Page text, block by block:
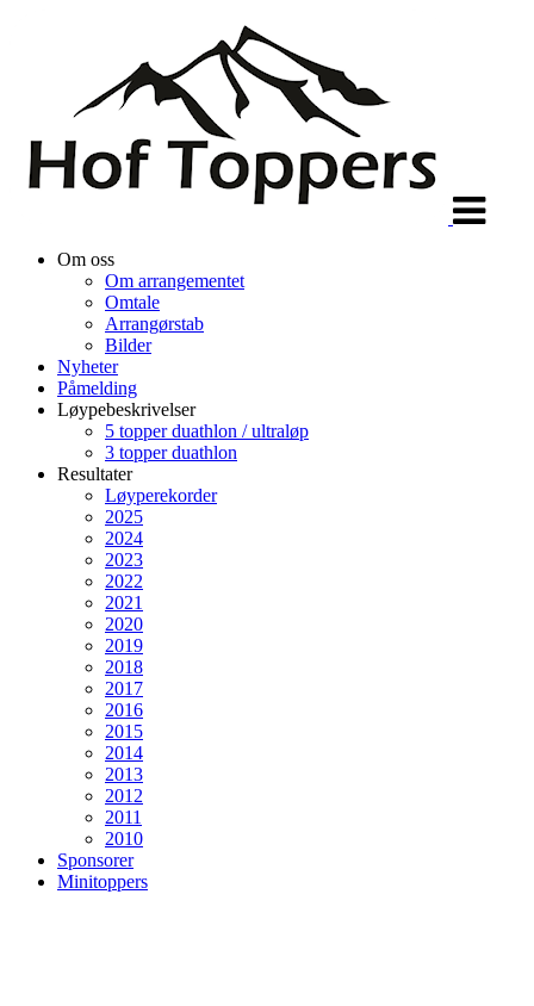
Om oss
Om arrangementet
Omtale
Arrangørstab
Bilder
Nyheter
Påmelding
Løypebeskrivelser
5 topper duathlon / ultraløp
3 topper duathlon
Resultater
Løyperekorder
2025
2024
2023
2022
2021
2020
2019
2018
2017
2016
2015
2014
2013
2012
2011
2010
Sponsorer
Minitoppers